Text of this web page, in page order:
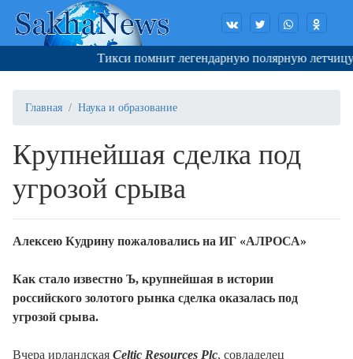
Тикси помнит легендарную полярную летчицу
Главная Наука и образование
Крупнейшая сделка под
угрозой срыва
Алексею Кудрину пожаловались на ИГ «АЛРОСА»
Как стало известно Ъ, крупнейшая в истории
российского золотого рынка сделка оказалась под
угрозой срыва.
Вчера ирландская Celtic Resources Plc, совладелец